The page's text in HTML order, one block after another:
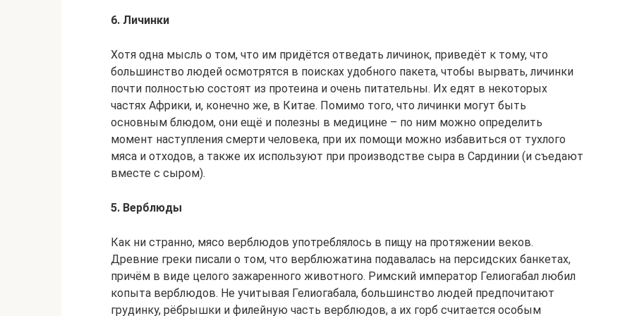
6. Личинки
Хотя одна мысль о том, что им придётся отведать личинок, приведёт к тому, что
большинство людей осмотрятся в поисках удобного пакета, чтобы вырвать, личинки
почти полностью состоят из протеина и очень питательны. Их едят в некоторых
частях Африки, и, конечно же, в Китае. Помимо того, что личинки могут быть
основным блюдом, они ещё и полезны в медицине – по ним можно определить
момент наступления смерти человека, при их помощи можно избавиться от тухлого
мяса и отходов, а также их используют при производстве сыра в Сардинии (и съедают
вместе с сыром).
5. Верблюды
Как ни странно, мясо верблюдов употреблялось в пищу на протяжении веков.
Древние греки писали о том, что верблюжатина подавалась на персидских банкетах,
причём в виде целого зажаренного животного. Римский император Гелиогабал любил
копыта верблюдов. Не учитывая Гелиогабала, большинство людей предпочитают
грудинку, рёбрышки и филейную часть верблюдов, а их горб считается особым